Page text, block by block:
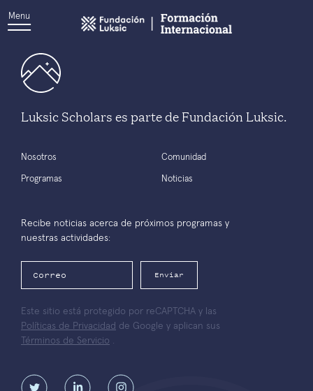
Menu
Luksic Scholars es parte de Fundación Luksic.
Nosotros
Programas
Comunidad
Noticias
Recibe noticias acerca de próximos programas y
nuestras actividades:
Enviar
Este sitio está protegido por reCAPTCHA y las
Políticas de Privacidad de Google y aplican sus
Términos de Servicio .